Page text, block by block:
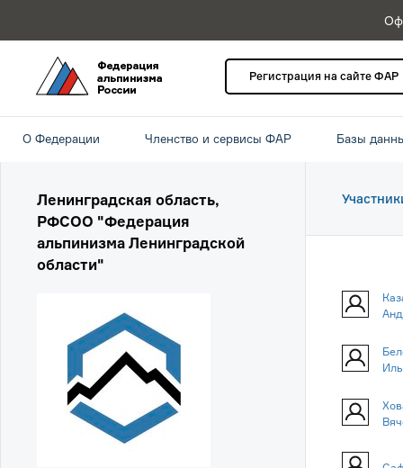
Регистрация на сайте ФАР
О Федерации Членство и сервисы ФАР Базы
Ленинградская область,
РФСОО "Федерация
альпинизма Ленинградской
области"